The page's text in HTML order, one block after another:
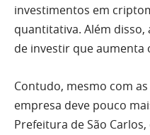
investimentos em
quantitativa. Além
de investir que aumenta
Contudo, mesmo com
empresa deve pouco
Prefeitura de São